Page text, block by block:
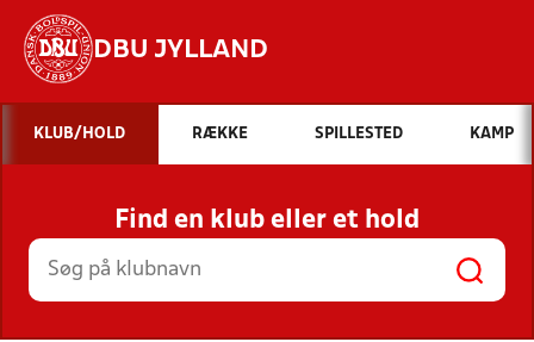
DBU JYLLAND
Hvad vil du søge efter?
INDHOLD OG NYHEDER
STILLINGER, RESULTATER, KLUBBER OG
HOLD
KLUB/HOLD RÆKKE SPILLESTED KAMP
Find en klub eller et hold